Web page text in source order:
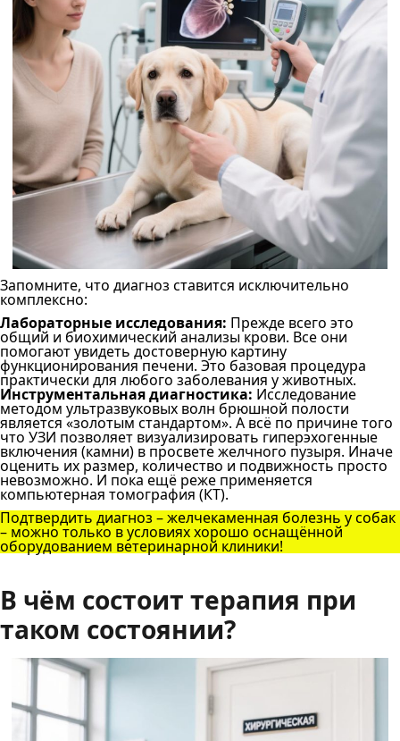
Запомните, что диагноз ставится исключительно
комплексно:
Лабораторные исследования: Прежде всего это
общий и биохимический анализы крови. Все они
помогают увидеть достоверную картину
функционирования печени. Это базовая процедура
практически для любого заболевания у животных.
Инструментальная диагностика: Исследование
методом ультразвуковых волн брюшной полости
является «золотым стандартом». А всё по причине того
что УЗИ позволяет визуализировать гиперэхогенные
включения (камни) в просвете желчного пузыря. Иначе
оценить их размер, количество и подвижность просто
невозможно. И пока ещё реже применяется
компьютерная томография (КТ).
Подтвердить диагноз – желчекаменная болезнь у собак
– можно только в условиях хорошо оснащённой
оборудованием ветеринарной клиники!
В чём состоит терапия при
таком состоянии?